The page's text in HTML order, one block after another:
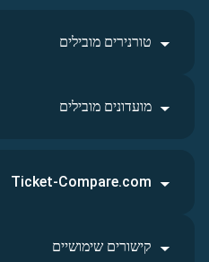
טורנירים מובילים
מועדונים מובילים
Ticket-Compare.com
קישורים שימושיים